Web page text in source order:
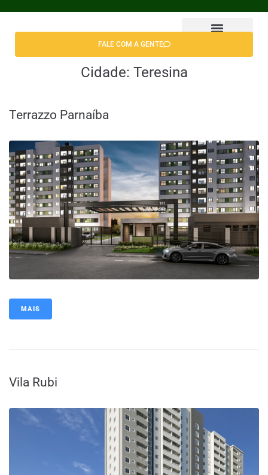
FALE COM A GENTE
Cidade: Teresina
Terrazzo Parnaíba
MAIS
Vila Rubi